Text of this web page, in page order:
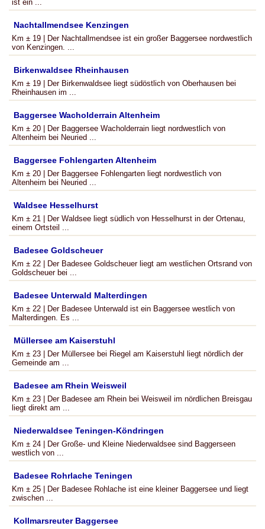
ist ein ...
Nachtallmendsee Kenzingen
Km ± 19 | Der Nachtallmendsee ist ein großer Baggersee nordwestlich
von Kenzingen. ...
Birkenwaldsee Rheinhausen
Km ± 19 | Der Birkenwaldsee liegt südöstlich von Oberhausen bei
Rheinhausen im ...
Baggersee Wacholderrain Altenheim
Km ± 20 | Der Baggersee Wacholderrain liegt nordwestlich von
Altenheim bei Neuried ...
Baggersee Fohlengarten Altenheim
Km ± 20 | Der Baggersee Fohlengarten liegt nordwestlich von
Altenheim bei Neuried ...
Waldsee Hesselhurst
Km ± 21 | Der Waldsee liegt südlich von Hesselhurst in der Ortenau,
einem Ortsteil ...
Badesee Goldscheuer
Km ± 22 | Der Badesee Goldscheuer liegt am westlichen Ortsrand von
Goldscheuer bei ...
Badesee Unterwald Malterdingen
Km ± 22 | Der Badesee Unterwald ist ein Baggersee westlich von
Malterdingen. Es ...
Müllersee am Kaiserstuhl
Km ± 23 | Der Müllersee bei Riegel am Kaiserstuhl liegt nördlich der
Gemeinde am ...
Badesee am Rhein Weisweil
Km ± 23 | Der Badesee am Rhein bei Weisweil im nördlichen Breisgau
liegt direkt am ...
Niederwaldsee Teningen-Köndringen
Km ± 24 | Der Große- und Kleine Niederwaldsee sind Baggerseen
westlich von ...
Badesee Rohrlache Teningen
Km ± 25 | Der Badesee Rohlache ist eine kleiner Baggersee und liegt
zwischen ...
Kollmarsreuter Baggersee